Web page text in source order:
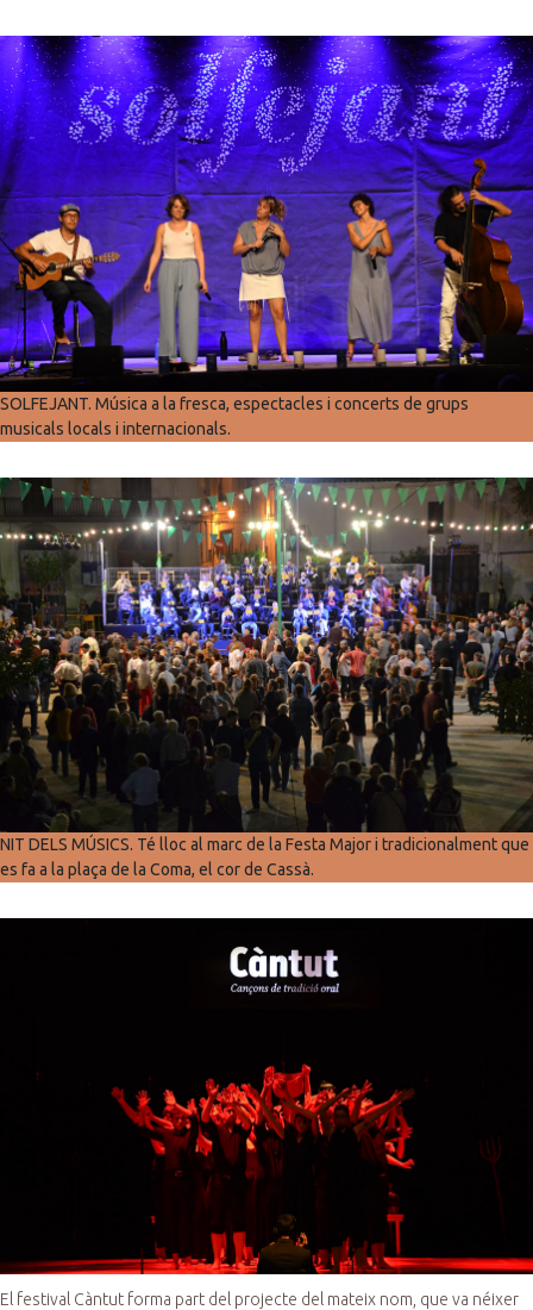
SOLFEJANT. Música a la fresca, espectacles i concerts de grups
musicals locals i internacionals.
NIT DELS MÚSICS. Té lloc al marc de la Festa Major i tradicionalment que
es fa a la plaça de la Coma, el cor de Cassà.
El festival Càntut forma part del projecte del mateix nom, que va néixer